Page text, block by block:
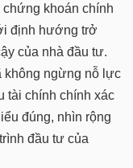
khoán chính
định hướng trở
của nhà đầu tư.
không ngừng nỗ lực
tài chính chính xác
đúng, nhìn rộng
đầu tư của